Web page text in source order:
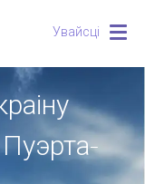
Увайсці
Пуэрта-